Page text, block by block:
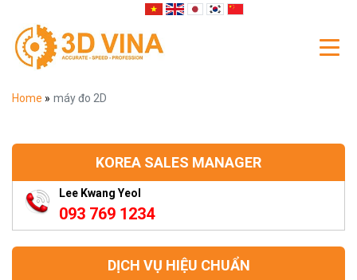
Home » máy đo 2D
KOREA SALES MANAGER
Lee Kwang Yeol
093 769 1234
DỊCH VỤ HIỆU CHUẨN